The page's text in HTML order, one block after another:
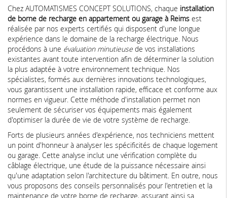
Chez AUTOMATISMES CONCEPT SOLUTIONS, chaque installation
de borne de recharge en appartement ou garage à Reims est
réalisée par nos experts certifiés qui disposent d'une longue
expérience dans le domaine de la recharge électrique. Nous
procédons à une évaluation minutieuse de vos installations
existantes avant toute intervention afin de déterminer la solution
la plus adaptée à votre environnement technique. Nos
spécialistes, formés aux dernières innovations technologiques,
vous garantissent une installation rapide, efficace et conforme aux
normes en vigueur. Cette méthode d'installation permet non
seulement de sécuriser vos équipements mais également
d'optimiser la durée de vie de votre système de recharge.
Forts de plusieurs années d'expérience, nos techniciens mettent
un point d'honneur à analyser les spécificités de chaque logement
ou garage. Cette analyse inclut une vérification complète du
câblage électrique, une étude de la puissance nécessaire ainsi
qu'une adaptation selon l'architecture du bâtiment. En outre, nous
vous proposons des conseils personnalisés pour l'entretien et la
maintenance de votre borne de recharge, assurant ainsi sa